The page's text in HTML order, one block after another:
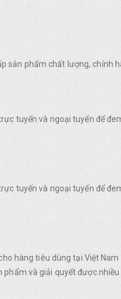
sản phẩm chất lượng, chính
tuyến và ngoại tuyến để
tuyến và ngoại tuyến để
hàng tiêu dùng tại Việt
và giải quyết được